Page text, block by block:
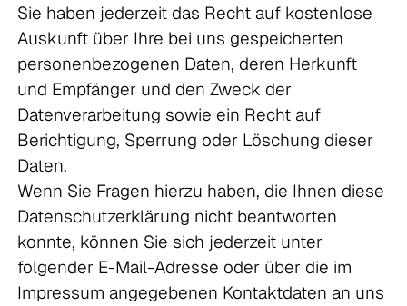
Sie haben jederzeit das Recht auf kostenlose
Auskunft über Ihre bei uns gespeicherten
personenbezogenen Daten, deren Herkunft
und Empfänger und den Zweck der
Datenverarbeitung sowie ein Recht auf
Berichtigung, Sperrung oder Löschung dieser
Daten.
Wenn Sie Fragen hierzu haben, die Ihnen diese
Datenschutzerklärung nicht beantworten
konnte, können Sie sich jederzeit unter
folgender E-Mail-Adresse oder über die im
Impressum angegebenen Kontaktdaten an uns